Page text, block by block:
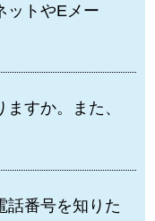
ットやEメー
すか。また、
話番号を知りた